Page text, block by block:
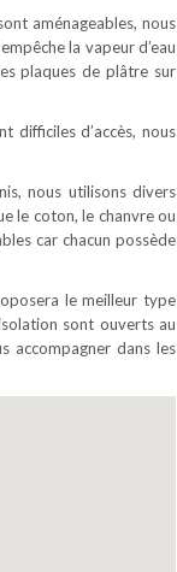
aménageables, nous
la vapeur d’eau
plaques de plâtre sur
difficiles d’accès, nous
nous utilisons divers
le coton, le chanvre ou
car chacun possède
le meilleur type
sont ouverts au
accompagner dans les